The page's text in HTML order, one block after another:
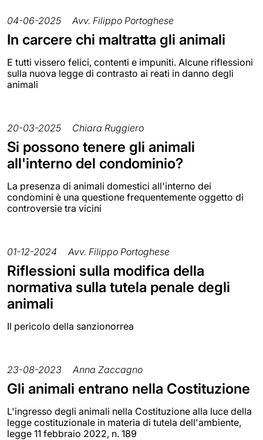
04-06-2025 Avv. Filippo Portoghese
In carcere chi maltratta gli animali
E tutti vissero felici, contenti e impuniti. Alcune riflessioni
sulla nuova legge di contrasto ai reati in danno degli
animali
20-03-2025 Chiara Ruggiero
Si possono tenere gli animali
all'interno del condominio?
La presenza di animali domestici all'interno dei
condomini è una questione frequentemente oggetto di
controversie tra vicini
01-12-2024 Avv. Filippo Portoghese
Riflessioni sulla modifica della
normativa sulla tutela penale degli
animali
Il pericolo della sanzionorrea
23-08-2023 Anna Zaccagno
Gli animali entrano nella Costituzione
L'ingresso degli animali nella Costituzione alla luce della
legge costituzionale in materia di tutela dell'ambiente,
legge 11 febbraio 2022, n. 189